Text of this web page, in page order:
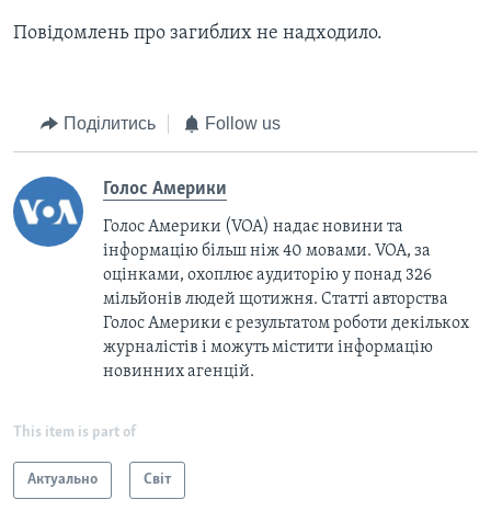
Повідомлень про загиблих не надходило.
Поділитись Follow us
Голос Америки
Голос Америки (VOA) надає новини та
інформацію більш ніж 40 мовами. VOA, за
оцінками, охоплює аудиторію у понад 326
мільйонів людей щотижня. Статті авторства
Голос Америки є результатом роботи декількох
журналістів і можуть містити інформацію
новинних агенцій.
This item is part of
Актуально Світ